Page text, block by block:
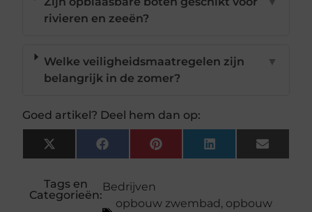
rivieren en zeeën?
Welke veiligheidsmaatregelen zijn
belangrijk in de zomer?
▼
Goed artikel? Deel hem dan op:
X
(Twitter)
FacebookPinterestLinkedInEmail
Tags en
Categorieën:
Bedrijven
opbouw zwembad, opbouw